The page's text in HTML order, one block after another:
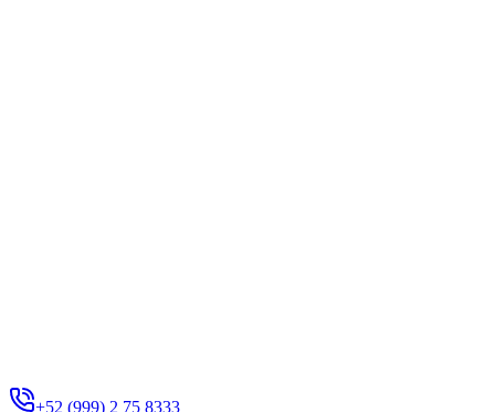
+52 (999) 2 75 8333